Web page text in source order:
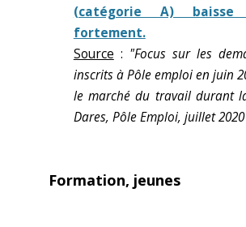
(catégorie A) baisse
fortement.
Source : "Focus sur les
inscrits à Pôle emploi en juin
le marché du travail durant
Dares, Pôle Emploi, juillet 2020
Formation, jeunes